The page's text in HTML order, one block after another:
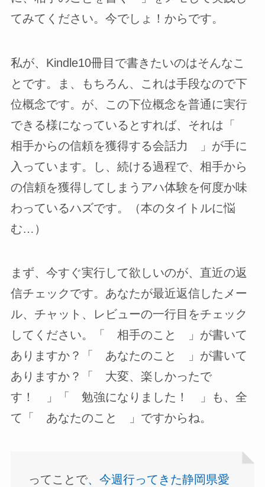
てみてください。今でしょ！からです。
私が、Kindle10冊目で書きたいのはそんなこ
とです。ま、もちろん、これは手段なので下
位概念です。が、この下位概念を普通に実行
できる様になっているとすれば、それは「
相手からの信頼を獲得する会話力 」が手に
入っています。し、続ける過程で、相手から
の信頼を獲得してしまうアハ体験を何度か味
わっているハズです。（本のタイトルに悩
む…）
まず、今すぐ実行して欲しいのが、直近の返
信チェックです。あなたが最近返信したメー
ル、チャット、レビューの一行目をチェック
してください。「 相手のこと 」が書いて
ありますか？「 あなたのこと 」が書いて
ありますか？「 大変、楽しかったで
す！ 」「 勉強になりました！ 」も、全
て「 あなたのこと 」ですからね。
ってことで、今週行ってきた静岡県愛